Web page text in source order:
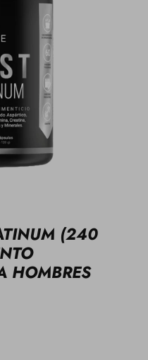
(240
HOMBRES